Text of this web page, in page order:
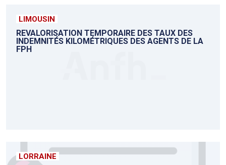
LIMOUSIN
REVALORISATION TEMPORAIRE DES TAUX DES
INDEMNITÉS KILOMÉTRIQUES DES AGENTS DE LA
FPH
LORRAINE